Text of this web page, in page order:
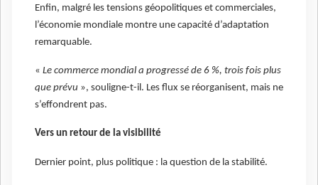
Enfin, malgré les tensions géopolitiques et commerciales,
l’économie mondiale montre une capacité d’adaptation
remarquable.
« Le commerce mondial a progressé de 6 %, trois fois plus
que prévu », souligne-t-il. Les flux se réorganisent, mais ne
s’effondrent pas.
Vers un retour de la visibilité
Dernier point, plus politique : la question de la stabilité.